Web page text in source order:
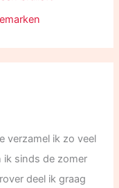
verzamel ik zo veel
ik sinds de zomer
deel ik graag